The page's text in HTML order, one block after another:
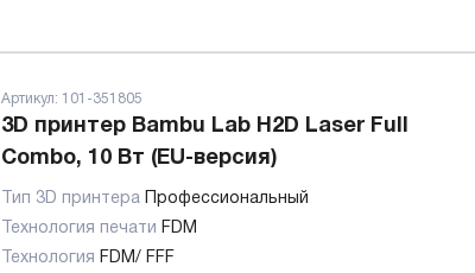
Артикул: 101-351805
3D принтер Bambu Lab H2D Laser Full
Combo, 10 Вт (EU-версия)
Тип 3D принтера
Профессиональный
Технология печати FDM
Технология FDM/ FFF